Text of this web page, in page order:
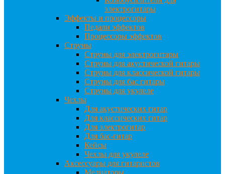
электрогитары
Эффекты и процессоры
Педали эффектов
Процессоры эффектов
Струны
Струны для электрогитары
Струны для акустической гитары
Струны для классической гитары
Струны для бас гитары
Струны для укулеле
Чехлы
Для акустических гитар
Для классических гитар
Для электрогитар
Для бас-гитар
Кейсы
Чехлы для укулеле
Аксессуары для гитаристов
Медиаторы